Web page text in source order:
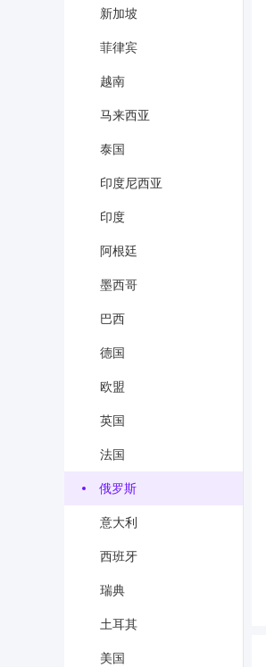
新加坡
菲律宾
越南
马来西亚
泰国
印度尼西亚
印度
阿根廷
墨西哥
巴西
德国
欧盟
英国
法国
俄罗斯
意大利
西班牙
瑞典
土耳其
美国